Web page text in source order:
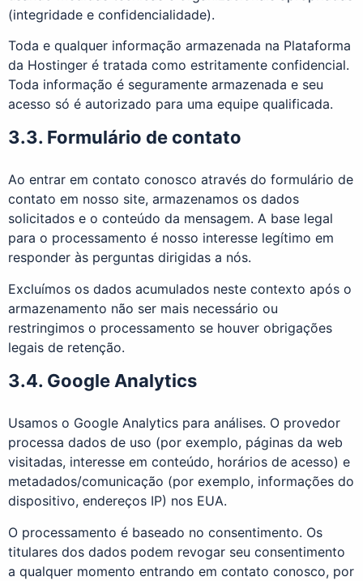
(integridade e confidencialidade).
Toda e qualquer informação armazenada na Plataforma
da Hostinger é tratada como estritamente confidencial.
Toda informação é seguramente armazenada e seu
acesso só é autorizado para uma equipe qualificada.
3.3. Formulário de contato
Ao entrar em contato conosco através do formulário de
contato em nosso site, armazenamos os dados
solicitados e o conteúdo da mensagem. A base legal
para o processamento é nosso interesse legítimo em
responder às perguntas dirigidas a nós.
Excluímos os dados acumulados neste contexto após o
armazenamento não ser mais necessário ou
restringimos o processamento se houver obrigações
legais de retenção.
3.4. Google Analytics
Usamos o Google Analytics para análises. O provedor
processa dados de uso (por exemplo, páginas da web
visitadas, interesse em conteúdo, horários de acesso) e
metadados/comunicação (por exemplo, informações do
dispositivo, endereços IP) nos EUA.
O processamento é baseado no consentimento. Os
titulares dos dados podem revogar seu consentimento
a qualquer momento entrando em contato conosco, por